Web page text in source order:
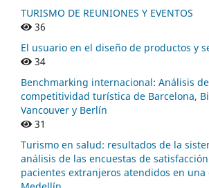
TURISMO DE REUNIONES Y EVENTOS
36
El usuario en el diseño de productos y
34
Benchmarking internacional: Análisis
competitividad turística de Barcelona,
Vancouver y Berlín
31
Turismo en salud: resultados de la
análisis de las encuestas de
pacientes extranjeros atendidos en una